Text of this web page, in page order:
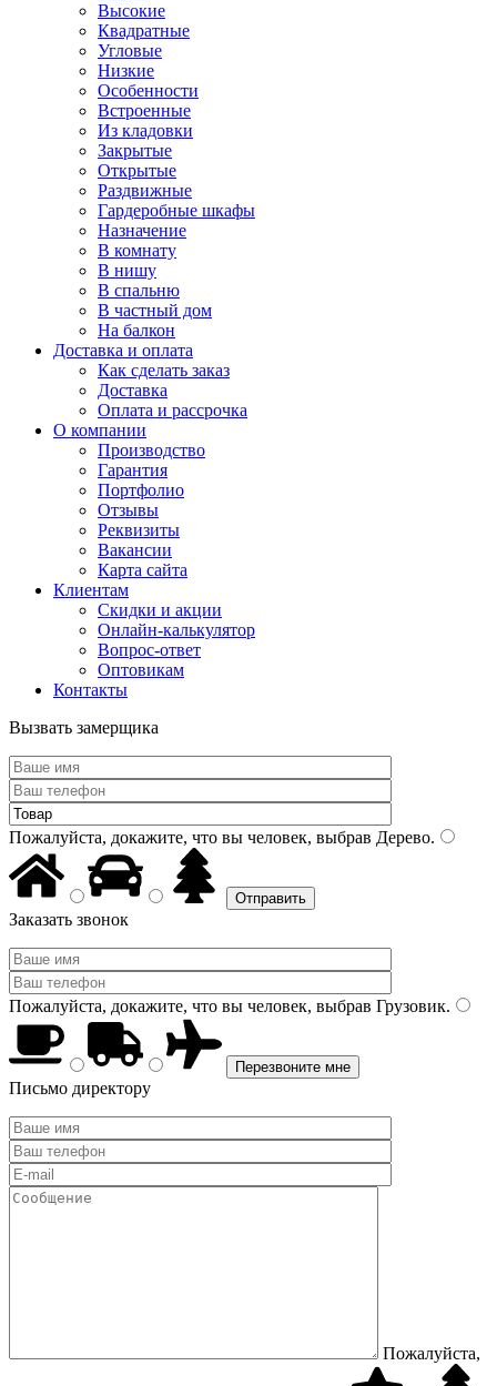
Высокие
Квадратные
Угловые
Низкие
Особенности
Встроенные
Из кладовки
Закрытые
Открытые
Раздвижные
Гардеробные шкафы
Назначение
В комнату
В нишу
В спальню
В частный дом
На балкон
Доставка и оплата
Как сделать заказ
Доставка
Оплата и рассрочка
О компании
Производство
Гарантия
Портфолио
Отзывы
Реквизиты
Вакансии
Карта сайта
Клиентам
Скидки и акции
Онлайн-калькулятор
Вопрос-ответ
Оптовикам
Контакты
Вызвать замерщика
Пожалуйста, докажите, что вы человек, выбрав Дерево.
Заказать звонок
Пожалуйста, докажите, что вы человек, выбрав Грузовик.
Письмо директору
Пожалуйста,